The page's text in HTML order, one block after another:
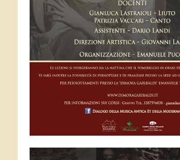
Novità discografiche
Novità dalla SdL
Libri
Concerti
Conservatori, Scuole, Insegnanti